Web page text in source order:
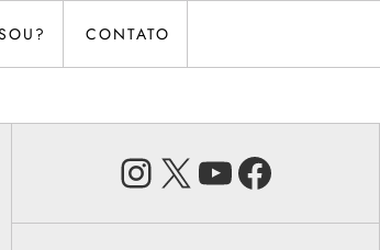
CONTATO
Instagram
X Youtube